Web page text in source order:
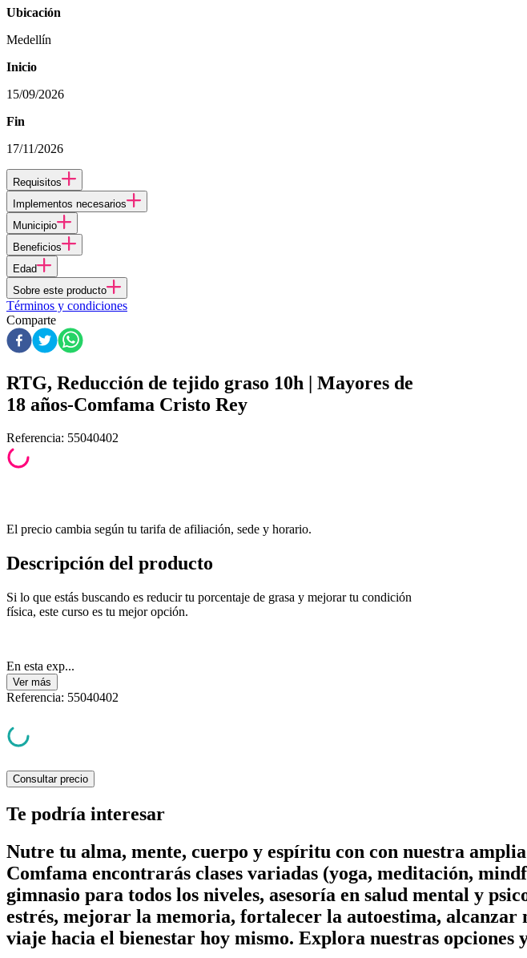
Ubicación
Medellín
Inicio
15/09/2026
Fin
17/11/2026
Requisitos
Implementos necesarios
Municipio
Beneficios
Edad
Sobre este producto
Términos y condiciones
Comparte
RTG, Reducción de tejido graso 10h | Mayores de
18 años-Comfama Cristo Rey
Referencia: 55040402
El precio cambia según tu tarifa de afiliación, sede y horario.
Descripción del producto
Si lo que estás buscando es reducir tu porcentaje de grasa y mejorar tu condición
física, este curso es tu mejor opción.
En esta exp...
Ver más
Referencia: 55040402
Consultar precio
Te podría interesar
Nutre tu alma, mente, cuerpo y espíritu con con nuestra
Comfama encontrarás clases variadas (yoga, meditación,
gimnasio para todos los niveles, asesoría en salud mental y
estrés, mejorar la memoria, fortalecer la autoestima,
viaje hacia el bienestar hoy mismo. Explora nuestras